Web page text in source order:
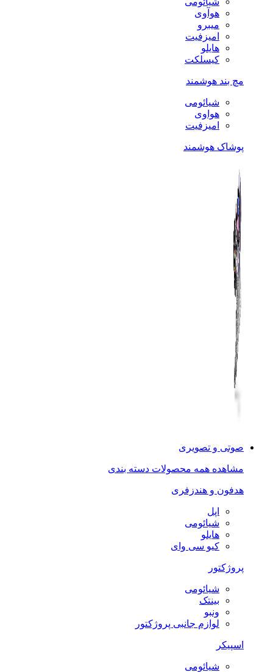
هوآوی
میبرو
امیزفیت
هایلو
کیسلکت
مچ بند هوشمند
شیائومی
هواوی
امیزفیت
پوشاک هوشمند
صوتی و تصویری
مشاهده همه محصولات دسته بندی
هدفون و هندزفری
اپل
شیائومی
هایلو
کیو سی وای
پروژکتور
شیائومی
بینتک
ونبو
لوازم جانبی پروژکتور
اسپیکر
شیائومی